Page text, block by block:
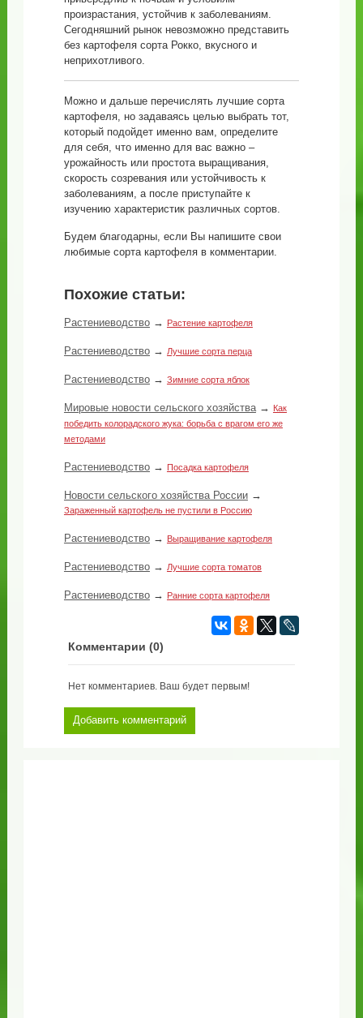
произрастания, устойчив к заболеваниям.
Сегодняшний рынок невозможно представить
без картофеля сорта Рокко, вкусного и
неприхотливого.
Можно и дальше перечислять лучшие сорта
картофеля, но задаваясь целью выбрать тот,
который подойдет именно вам, определите
для себя, что именно для вас важно –
урожайность или простота выращивания,
скорость созревания или устойчивость к
заболеваниям, а после приступайте к
изучению характеристик различных сортов.
Будем благодарны, если Вы напишите свои
любимые сорта картофеля в комментарии.
Похожие статьи:
Растениеводство→ Растение картофеля
Растениеводство→ Лучшие сорта перца
Растениеводство→ Зимние сорта яблок
Мировые новости сельского хозяйства→
Как
победить колорадского жука: борьба с врагом его же
методами
Растениеводство→ Посадка картофеля
Новости сельского хозяйства России→
Зараженный картофель не пустили в Россию
Растениеводство→ Выращивание картофеля
Растениеводство→ Лучшие сорта томатов
Растениеводство→ Ранние сорта картофеля
Комментарии (0)
Нет комментариев. Ваш будет первым!
Добавить комментарий